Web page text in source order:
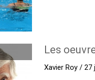
Les
Xavier Roy / 27